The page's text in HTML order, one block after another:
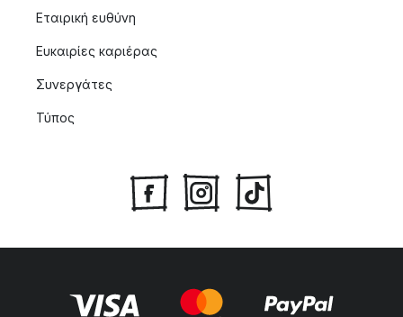
Εταιρική ευθύνη
Ευκαιρίες καριέρας
Συνεργάτες
Τύπος